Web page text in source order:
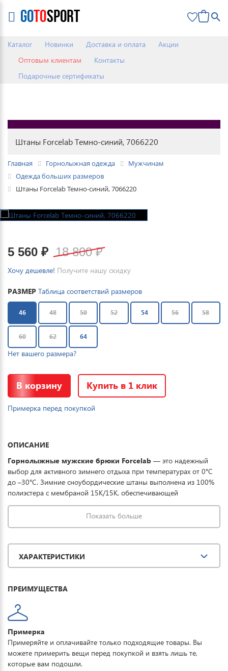
Каталог Новинки Доставка и оплата
Акции
Оптовым клиентам
Контакты
Подарочные сертификаты
0
Штаны Forcelab Темно-синий, 7066220
Главная Горнолыжная одежда
Мужчинам
Одежда больших размеров
Штаны Forcelab Темно-синий, 7066220
5 560 ₽ 18 800₽
Хочу дешевле! Получите нашу скидку
РАЗМЕР Таблица соответствий размеров
46 48 50 52 54 56 58
60 62 64
Нет вашего размера?
В корзину Купить в 1 клик
Примерка перед покупкой
ОПИСАНИЕ
Горнолыжные мужские брюки Forcelab — это надежный
выбор для активного зимнего отдыха при температурах от 0°C
до –30°C. Зимние сноубордические штаны выполнена из 100%
полиэстера с мембраной 15К/15К, обеспечивающей
эффективную защиту от влаги и ветра при сохранении
комфортного микроклимата. Утеплитель 100% полиэстер по
технологии needle cotton придает изделию мягкость и
с высокой спинкой, регулируемой талией и двойной застежкой
для надежной посадки. Практичные детали включают
светоотражающий брендированный патч и фирменную
запрещено отбеливание, сушка только в вертикальном
Показать больше
ХАРАКТЕРИСТИКИ
ПРЕИМУЩЕСТВА
Примерка
Примеряйте и оплачивайте только подходящие товары. Вы
можете примерить вещи перед покупкой и взять лишь те,
которые вам подошли.